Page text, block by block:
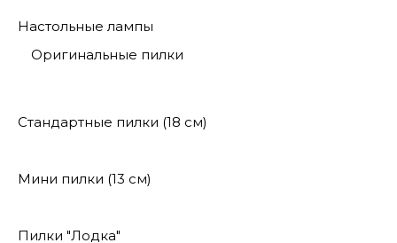
Настольные лампы
Оригинальные пилки
Стандартные пилки (18 см)
Мини пилки (13 см)
Пилки "Лодка"